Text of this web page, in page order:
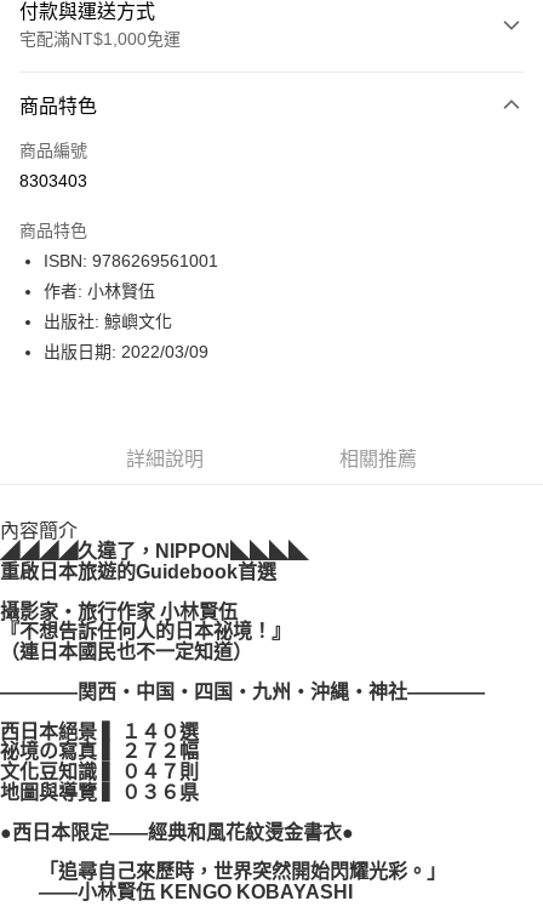
付款與運送方式
宅配滿NT$1,000免運
icash Pay
信用卡一次付款
LINE Pay
Apple Pay
街口支付
博客來商品配送方式
每筆NT$80，滿NT$1,000(含以上)免運費
商品特色
商品編號
8303403
商品特色
ISBN: 9786269561001
作者: 小林賢伍
出版社: 鯨嶼文化
出版日期: 2022/03/09
詳細說明 相關推薦
內容簡介
◢◢◢◢久違了， NIPPON ◣◣◣◣
重啟日本旅遊的Guidebook首選
攝影家 ‧ 旅行作家 小林賢伍
『不想告訴任何人的日本祕境！』
（連日本國民也不一定知道）
————関西 ‧ 中国 ‧ 四国 ‧ 九州 ‧ 沖縄 ‧ 神社————
西日本絕景
１４０選
祕境の寫真
２７２幅
文化豆知識
０４７則
地圖與導覽
０３６県
●西日本限定——經典和風花紋燙金書衣●
「追尋自己來歷時，世界突然開始閃耀光彩。」
——小林賢伍 KENGO KOBAYASHI